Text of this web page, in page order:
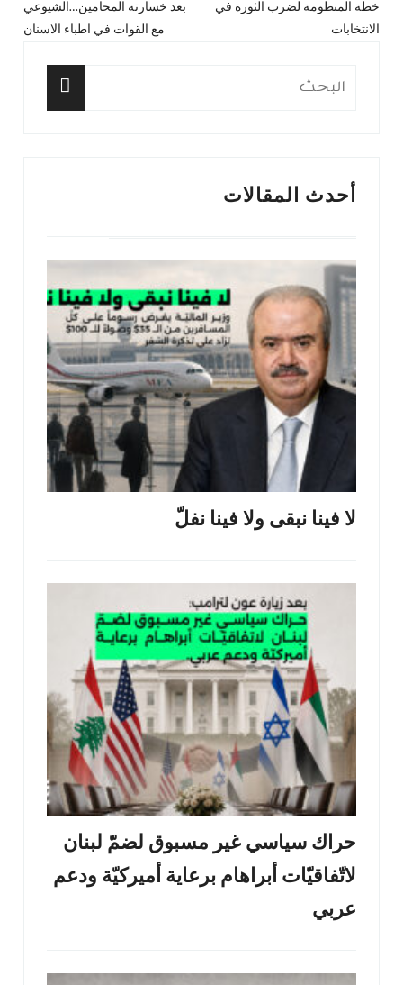
المقالات
المقال
خطة المنظومة لضرب الثورة في
الانتخابات
بعد خسارته المحامين…الشيوعي
مع القوات في اطباء الاسنان
البحث
أحدث المقالات
لا فينا نبقى ولا فينا نفلّ
حراك سياسي غير مسبوق لضمّ لبنان
لاتّفاقيّات أبراهام برعاية أميركيّة ودعم
عربي